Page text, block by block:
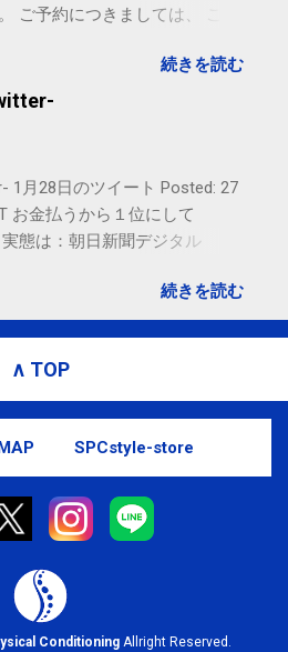
ご予約につきましては、 こち
ことがありますので、ご予約、
わせはSMS（ショートメッセ
続きを読む
1月28日のツイート Posted: 27
お金払うから１位にして
実態は：朝日新聞デジタル
サクマフィジカルコンディショ
. To stop receiving these
Inc., 1600 Amphitheatre
CA 94043, United States
続きを読む
∧ TOP
SPCstyle-store
Conditioning Allright Reserved.